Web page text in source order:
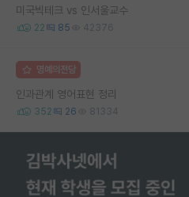
미국빅테크 vs 인서울교수
22 85 42376
명예의전당
인과관계 영어표현 정리
352 26 81334